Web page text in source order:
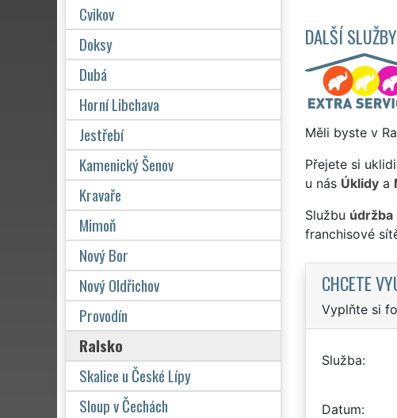
DALŠÍ
Měli byste v
Přejete si
u nás Úklidya
Službu údržba
franchisové
CHCETE
Vyplňte si
Služba
Datum
Cvikov
Doksy
Dubá
Horní Libchava
Jestřebí
Kamenický Šenov
Kravaře
Mimoň
Nový Bor
Nový Oldřichov
Provodín
Ralsko
Skalice u České Lípy
Sloup v Čechách